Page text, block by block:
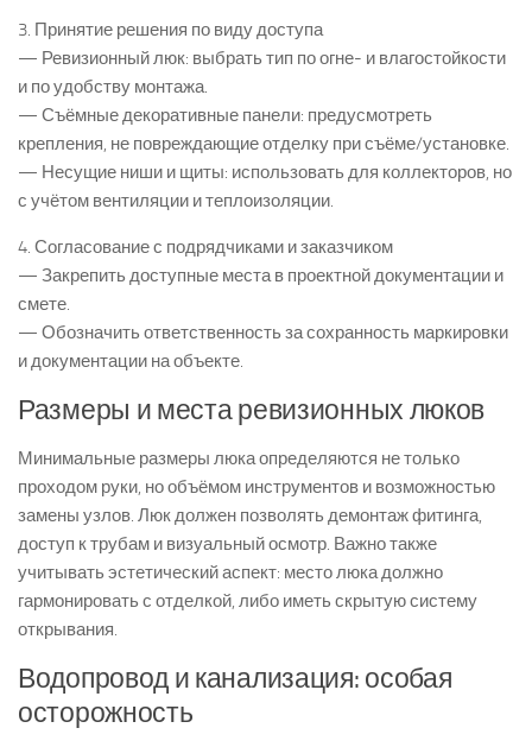
3. Принятие решения по виду доступа
— Ревизионный люк: выбрать тип по огне- и влагостойкости
и по удобству монтажа.
— Съёмные декоративные панели: предусмотреть
крепления, не повреждающие отделку при съёме/установке.
— Несущие ниши и щиты: использовать для коллекторов, но
с учётом вентиляции и теплоизоляции.
4. Согласование с подрядчиками и заказчиком
— Закрепить доступные места в проектной документации и
смете.
— Обозначить ответственность за сохранность маркировки
и документации на объекте.
Размеры и места ревизионных люков
Минимальные размеры люка определяются не только
проходом руки, но объёмом инструментов и возможностью
замены узлов. Люк должен позволять демонтаж фитинга,
доступ к трубам и визуальный осмотр. Важно также
учитывать эстетический аспект: место люка должно
гармонировать с отделкой, либо иметь скрытую систему
открывания.
Водопровод и канализация: особая
осторожность